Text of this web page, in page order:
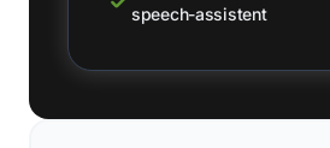
speech-assistent